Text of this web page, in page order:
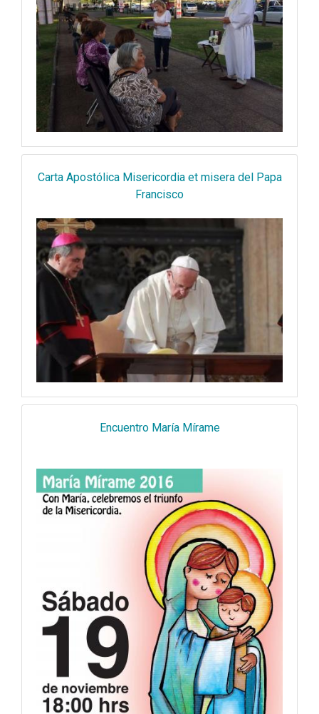
Carta Apostólica Misericordia et misera del Papa
Francisco
Encuentro María Mírame